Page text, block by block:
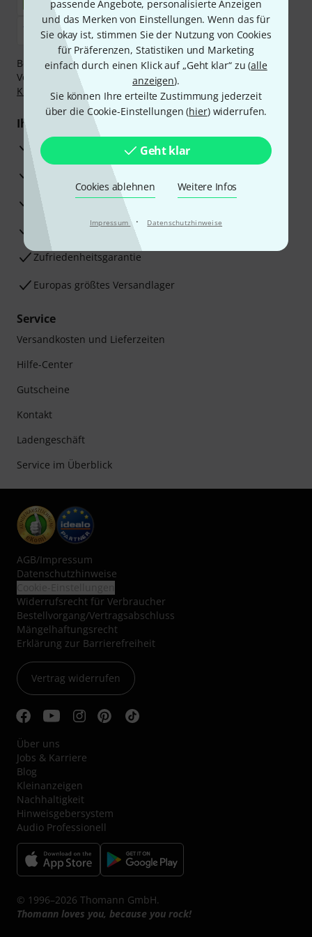
passende Angebote, personalisierte Anzeigen
und das Merken von Einstellungen. Wenn das für
Sie okay ist, stimmen Sie der Nutzung von Cookies
für Präferenzen, Statistiken und Marketing
einfach durch einen Klick auf „Geht klar“ zu (alle
anzeigen).
Sie können Ihre erteilte Zustimmung jederzeit
über die Cookie-Einstellungen (hier) widerrufen.
Geht klar
Cookies ablehnen Weitere Infos
Impressum · Datenschutzhinweise
Bezahlen Sie vertraulich und sicher per Nachnahme,
Vorkasse, PayPal, Amazon Pay,Klarna Sofort bezahlen
Klarna Ratenzahlungoder Kreditkarte.
Ihre Vorteile
3 Jahre Thomann Garantie
30 Tage Money-Back-Garantie
Reparaturservice
Beratung durch Fachexperten
Zufriedenheitsgarantie
Europas größtes Versandlager
Service
Versandkosten und Lieferzeiten
Hilfe-Center
Gutscheine
Kontakt
Ladengeschäft
Service im Überblick
AGB/Impressum
Datenschutzhinweise
Widerrufsrecht für Verbraucher
Bestellvorgang/Vertragsabschluss
Mängelhaftungsrecht
Erklärung zur Barrierefreiheit
Vertrag widerrufen
Über uns
Jobs & Karriere
Blog
Kleinanzeigen
Nachhaltigkeit
Hinweisgebersystem
Audio Professionell
© 1996–2026 Thomann GmbH.
Thomann loves you, because you rock!